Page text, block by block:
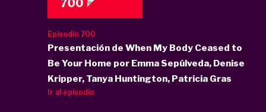
Episodio 700
Presentación de When My Body Ceased to
Be Your Home por Emma Sepúlveda, Denise
Kripper, Tanya Huntington, Patricia Gras
Ir al episodio